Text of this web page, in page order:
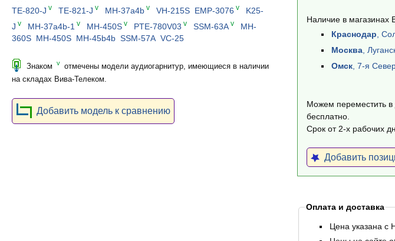
Наличие в магазинах
Краснодар ,
Москва ,
Омск , 7-я
Можем переместить
бесплатно.
Срок от 2-х рабочих
Добавить
Оплата и доставка
Цена указана с
TE-820-J v TE-821-J v MH-37a4b v VH-215S EMP-3076 v
K25-
J v MH-37a4b-1 v MH-450S v PTE-780V03 v SSM-63A v
MH-
360S MH-450S MH-45b4b SSM-57A VC-25
Знаком v отмечены модели аудиогарнитур, имеющиеся в наличии
на складах Вива-Телеком.
Добавить модель к сравнению